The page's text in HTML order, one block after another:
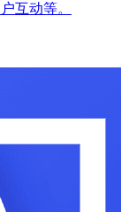
互动等。